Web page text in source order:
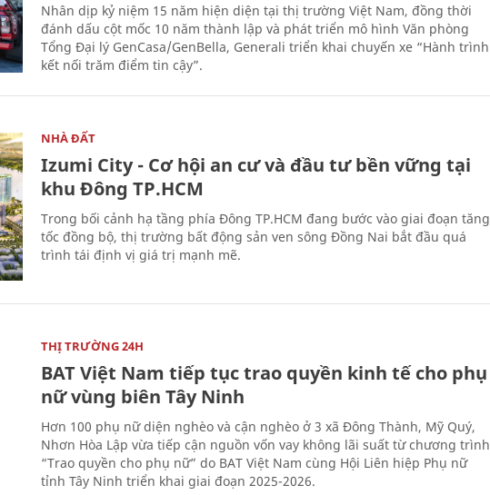
Nhân dịp kỷ niệm 15 năm hiện diện tại thị trường Việt Nam, đồng thời
đánh dấu cột mốc 10 năm thành lập và phát triển mô hình Văn phòng
Tổng Đại lý GenCasa/GenBella, Generali triển khai chuyến xe “Hành trình
kết nối trăm điểm tin cậy”.
NHÀ ĐẤT
Izumi City - Cơ hội an cư và đầu tư bền vững tại
khu Đông TP.HCM
Trong bối cảnh hạ tầng phía Đông TP.HCM đang bước vào giai đoạn tăng
tốc đồng bộ, thị trường bất động sản ven sông Đồng Nai bắt đầu quá
trình tái định vị giá trị mạnh mẽ.
THỊ TRƯỜNG 24H
BAT Việt Nam tiếp tục trao quyền kinh tế cho phụ
nữ vùng biên Tây Ninh
Hơn 100 phụ nữ diện nghèo và cận nghèo ở 3 xã Đông Thành, Mỹ Quý,
Nhơn Hòa Lập vừa tiếp cận nguồn vốn vay không lãi suất từ chương trình
“Trao quyền cho phụ nữ” do BAT Việt Nam cùng Hội Liên hiệp Phụ nữ
tỉnh Tây Ninh triển khai giai đoạn 2025-2026.